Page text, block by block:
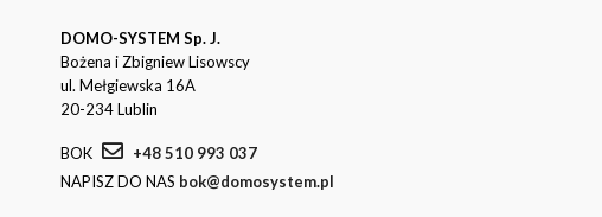
DOMO-SYSTEM Sp. J.
Bożena i Zbigniew Lisowscy
ul. Mełgiewska 16A
20-234 Lublin
BOK
+48 510 993 037
NAPISZ DO NAS bok@domosystem.pl